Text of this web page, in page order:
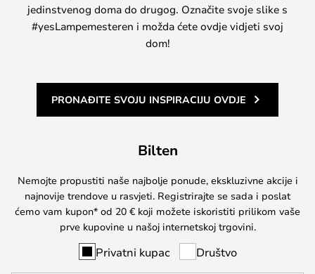
jedinstvenog doma do drugog. Označite svoje slike s
#yesLampemesteren i možda ćete ovdje vidjeti svoj
dom!
PRONAĐITE SVOJU INSPIRACIJU OVDJE
Bilten
Nemojte propustiti naše najbolje ponude, ekskluzivne akcije i
najnovije trendove u rasvjeti. Registrirajte se sada i poslat
ćemo vam kupon* od 20 € koji možete iskoristiti prilikom vaše
prve kupovine u našoj internetskoj trgovini.
Privatni kupac Društvo